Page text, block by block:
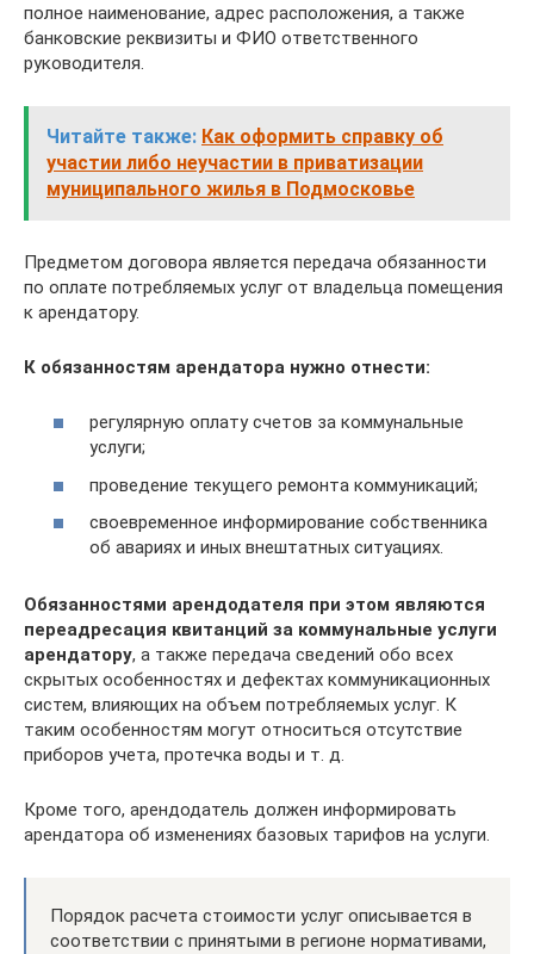
полное наименование, адрес расположения, а также
банковские реквизиты и ФИО ответственного
руководителя.
Читайте также: Как оформить справку об
участии либо неучастии в приватизации
муниципального жилья в Подмосковье
Предметом договора является передача обязанности
по оплате потребляемых услуг от владельца помещения
к арендатору.
К обязанностям арендатора нужно отнести:
регулярную оплату счетов за коммунальные
услуги;
проведение текущего ремонта коммуникаций;
своевременное информирование собственника
об авариях и иных внештатных ситуациях.
Обязанностями арендодателя при этом являются
переадресация квитанций за коммунальные услуги
арендатору, а также передача сведений обо всех
скрытых особенностях и дефектах коммуникационных
систем, влияющих на объем потребляемых услуг. К
таким особенностям могут относиться отсутствие
приборов учета, протечка воды и т. д.
Кроме того, арендодатель должен информировать
арендатора об изменениях базовых тарифов на услуги.
Порядок расчета стоимости услуг описывается в
соответствии с принятыми в регионе нормативами,